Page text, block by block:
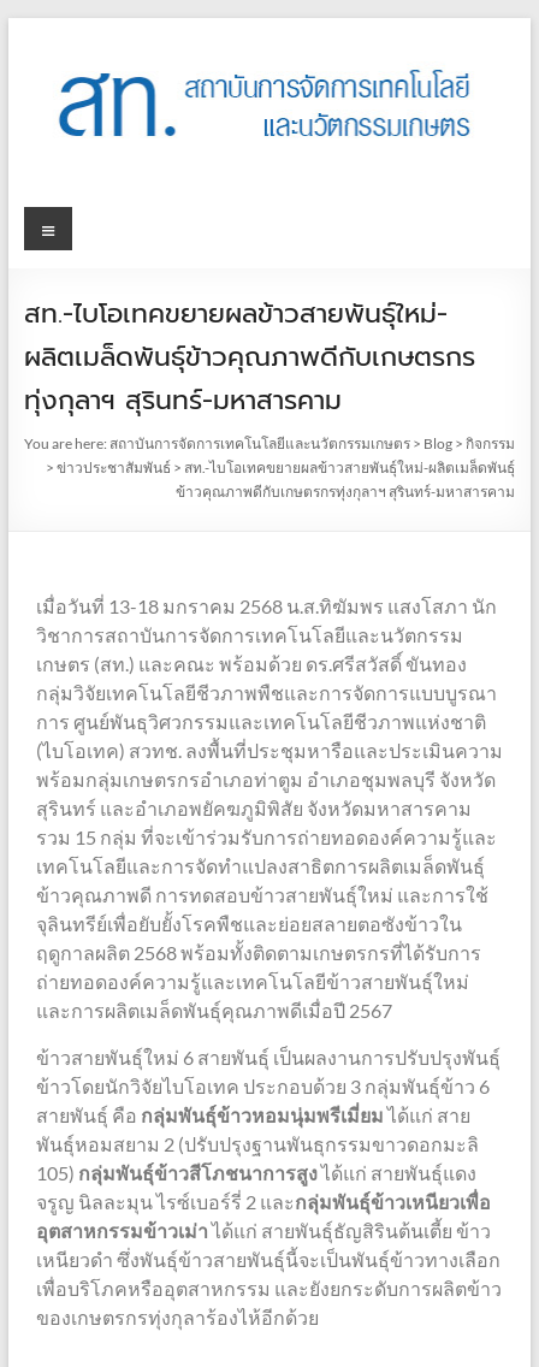
สท.-ไบโอเทคขยายผลข้าวสายพันธุ์ใหม่-
ผลิตเมล็ดพันธุ์ข้าวคุณภาพดีกับเกษตรกร
ทุ่งกุลาฯ สุรินทร์-มหาสารคาม
You are here: สถาบันการจัดการเทคโนโลยีและนวัตกรรมเกษตร > Blog >กิจกรรม
>ข่าวประชาสัมพันธ์ > สท.-ไบโอเทคขยายผลข้าวสายพันธุ์ใหม่-ผลิตเมล็ดพันธุ์
ข้าวคุณภาพดีกับเกษตรกรทุ่งกุลาฯ สุรินทร์-มหาสารคาม
เมื่อวันที่ 13-18 มกราคม 2568 น.ส.ทิฆัมพร แสงโสภา นัก
วิชาการสถาบันการจัดการเทคโนโลยีและนวัตกรรม
เกษตร (สท.) และคณะ พร้อมด้วย ดร.ศรีสวัสดิ์ ขันทอง
กลุ่มวิจัยเทคโนโลยีชีวภาพพืชและการจัดการแบบบูรณา
การ ศูนย์พันธุวิศวกรรมและเทคโนโลยีชีวภาพแห่งชาติ
(ไบโอเทค) สวทช. ลงพื้นที่ประชุมหารือและประเมินความ
พร้อมกลุ่มเกษตรกรอำเภอท่าตูม อำเภอชุมพลบุรี จังหวัด
สุรินทร์ และอำเภอพยัคฆภูมิพิสัย จังหวัดมหาสารคาม
รวม 15 กลุ่ม ที่จะเข้าร่วมรับการถ่ายทอดองค์ความรู้และ
เทคโนโลยีและการจัดทำแปลงสาธิตการผลิตเมล็ดพันธุ์
ข้าวคุณภาพดี การทดสอบข้าวสายพันธุ์ใหม่ และการใช้
จุลินทรีย์เพื่อยับยั้งโรคพืชและย่อยสลายตอซังข้าวใน
ฤดูกาลผลิต 2568 พร้อมทั้งติดตามเกษตรกรที่ได้รับการ
ถ่ายทอดองค์ความรู้และเทคโนโลยีข้าวสายพันธุ์ใหม่
และการผลิตเมล็ดพันธุ์คุณภาพดีเมื่อปี 2567
ข้าวสายพันธุ์ใหม่ 6 สายพันธุ์ เป็นผลงานการปรับปรุงพันธุ์
ข้าวโดยนักวิจัยไบโอเทค ประกอบด้วย 3 กลุ่มพันธุ์ข้าว 6
สายพันธุ์ คือ กลุ่มพันธุ์ข้าวหอมนุ่มพรีเมี่ยมได้แก่ สาย
พันธุ์หอมสยาม 2 (ปรับปรุงฐานพันธุกรรมขาวดอกมะลิ
105) กลุ่มพันธุ์ข้าวสีโภชนาการสูงได้แก่ สายพันธุ์แดง
จรูญ นิลละมุน ไรซ์เบอร์รี่ 2 และกลุ่มพันธุ์ข้าวเหนียวเพื่อ
อุตสาหกรรมข้าวเม่าได้แก่ สายพันธุ์ธัญสิรินต้นเตี้ย ข้าว
เหนียวดำ ซึ่งพันธุ์ข้าวสายพันธุ์นี้จะเป็นพันธุ์ข้าวทางเลือก
เพื่อบริโภคหรืออุตสาหกรรม และยังยกระดับการผลิตข้าว
ของเกษตรกรทุ่งกุลาร้องไห้อีกด้วย